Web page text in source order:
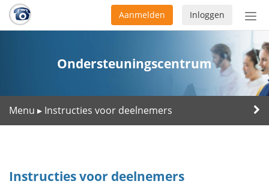
Inloggen
Aanmelden
Ondersteuningscentrum
Menu ▸ Instructies voor deelnemers
Instructies voor deelnemers